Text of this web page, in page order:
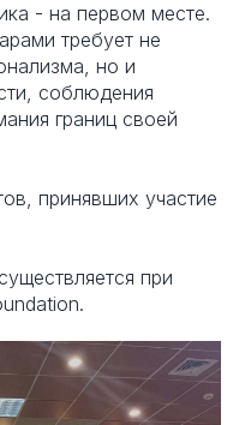
- на первом месте.
требует не
но и
соблюдения
границ своей
принявших участие
при